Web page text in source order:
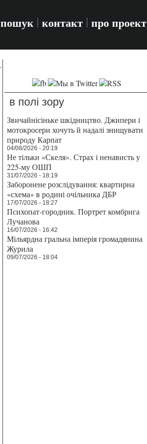
пошук контакт про проект
в полі зору
Звичайнісіньке шкідництво. Джипери і
мотокросери хочуть й надалі знищувати
природу Карпат
04/08/2026 - 20:19
Не тільки «Скеля». Страх і ненависть у
225-му ОШП
31/07/2026 - 18:19
Заборонене розслідування: квартирна
«схема» в родині очільника ДБР
17/07/2026 - 18:27
Психопат-городник. Портрет комбрига
Лучанова
16/07/2026 - 16:42
Мільярдна гральна імперія громадянина
Журила
09/07/2026 - 18:04